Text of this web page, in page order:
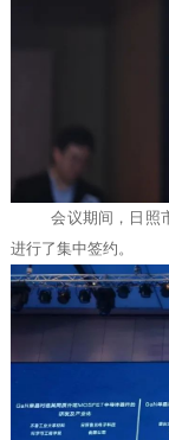
会议期间，日照
进行了集中签约。